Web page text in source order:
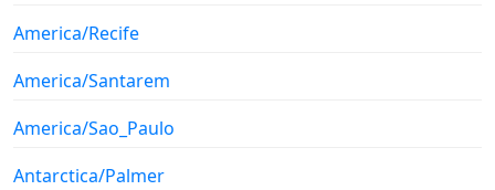
America/Recife
America/Santarem
America/Sao_Paulo
Antarctica/Palmer